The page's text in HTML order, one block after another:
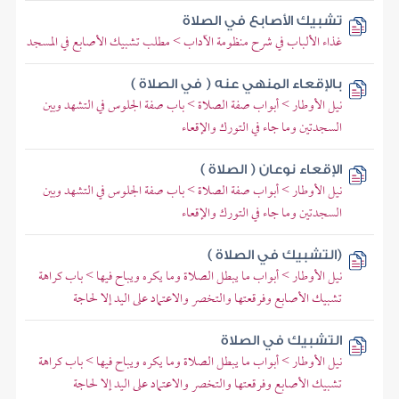
تشبيك الأصابع في الصلاة
غذاء الألباب في شرح منظومة الآداب > مطلب تشبيك الأصابع في المسجد
بالإقعاء المنهي عنه ( في الصلاة )
نيل الأوطار > أبواب صفة الصلاة > باب صفة الجلوس في التشهد وبين
السجدتين وما جاء في التورك والإقعاء
الإقعاء نوعان ( الصلاة )
نيل الأوطار > أبواب صفة الصلاة > باب صفة الجلوس في التشهد وبين
السجدتين وما جاء في التورك والإقعاء
(التشبيك في الصلاة )
نيل الأوطار > أبواب ما يبطل الصلاة وما يكره ويباح فيها > باب كراهة
تشبيك الأصابع وفرقعتها والتخصر والاعتماد على اليد إلا لحاجة
التشبيك في الصلاة
نيل الأوطار > أبواب ما يبطل الصلاة وما يكره ويباح فيها > باب كراهة
تشبيك الأصابع وفرقعتها والتخصر والاعتماد على اليد إلا لحاجة